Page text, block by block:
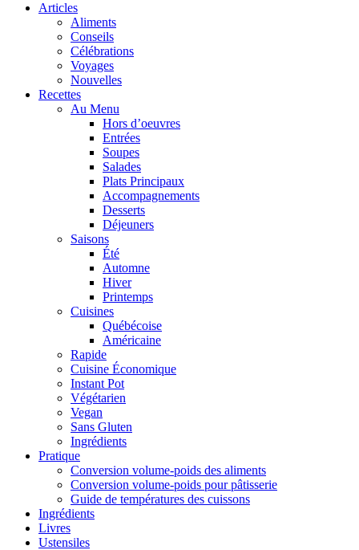
Articles
Aliments
Conseils
Célébrations
Voyages
Nouvelles
Recettes
Au Menu
Hors d’oeuvres
Entrées
Soupes
Salades
Plats Principaux
Accompagnements
Desserts
Déjeuners
Saisons
Été
Automne
Hiver
Printemps
Cuisines
Québécoise
Américaine
Rapide
Cuisine Économique
Instant Pot
Végétarien
Vegan
Sans Gluten
Ingrédients
Pratique
Conversion volume-poids des aliments
Conversion volume-poids pour pâtisserie
Guide de températures des cuissons
Ingrédients
Livres
Ustensiles